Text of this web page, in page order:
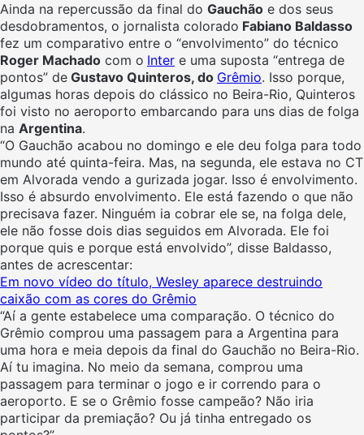
Ainda na repercussão da final do Gauchão e dos seus
desdobramentos, o jornalista colorado Fabiano Baldasso
fez um comparativo entre o “envolvimento” do técnico
Roger Machado com o Inter e uma suposta “entrega de
pontos” de Gustavo Quinteros, do Grêmio. Isso porque,
algumas horas depois do clássico no Beira-Rio, Quinteros
foi visto no aeroporto embarcando para uns dias de folga
na Argentina.
“O Gauchão acabou no domingo e ele deu folga para todo
mundo até quinta-feira. Mas, na segunda, ele estava no CT
em Alvorada vendo a gurizada jogar. Isso é envolvimento.
Isso é absurdo envolvimento. Ele está fazendo o que não
precisava fazer. Ninguém ia cobrar ele se, na folga dele,
ele não fosse dois dias seguidos em Alvorada. Ele foi
porque quis e porque está envolvido”, disse Baldasso,
antes de acrescentar:
Em novo vídeo do título, Wesley aparece destruindo
caixão com as cores do Grêmio
“Aí a gente estabelece uma comparação. O técnico do
Grêmio comprou uma passagem para a Argentina para
uma hora e meia depois da final do Gauchão no Beira-Rio.
Aí tu imagina. No meio da semana, comprou uma
passagem para terminar o jogo e ir correndo para o
aeroporto. E se o Grêmio fosse campeão? Não iria
participar da premiação? Ou já tinha entregado os